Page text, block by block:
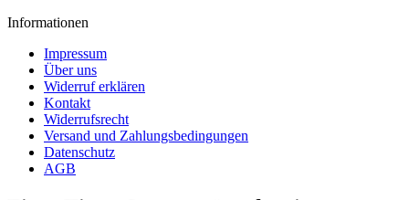
Informationen
Impressum
Über uns
Widerruf erklären
Kontakt
Widerrufsrecht
Versand und Zahlungsbedingungen
Datenschutz
AGB